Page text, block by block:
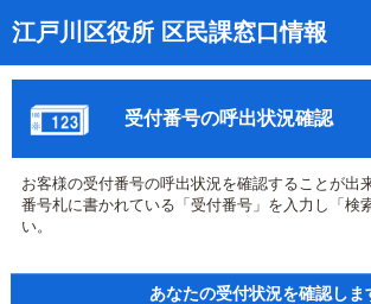
江戸川区役所 区民課窓口情報
トップページ
受付番号の呼出状況確認
証明書の交付状況確認
来庁日時の事前予約
受付番号の呼出状況確認
お客様の受付番号の呼出状況を確認することが出
番号札に書かれている「受付番号」を入力し「検
い。
あなたの受付状況を確認しま